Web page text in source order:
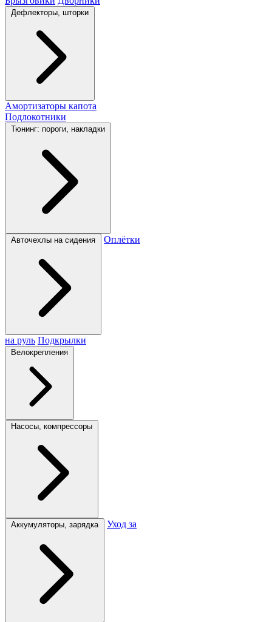
Дефлекторы, шторки
Амортизаторы капота
Подлокотники
Тюнинг: пороги, накладки
Авточехлы на сидения Оплётки
на руль Подкрылки
Велокрепления
Насосы, компрессоры
Аккумуляторы, зарядка Уход за